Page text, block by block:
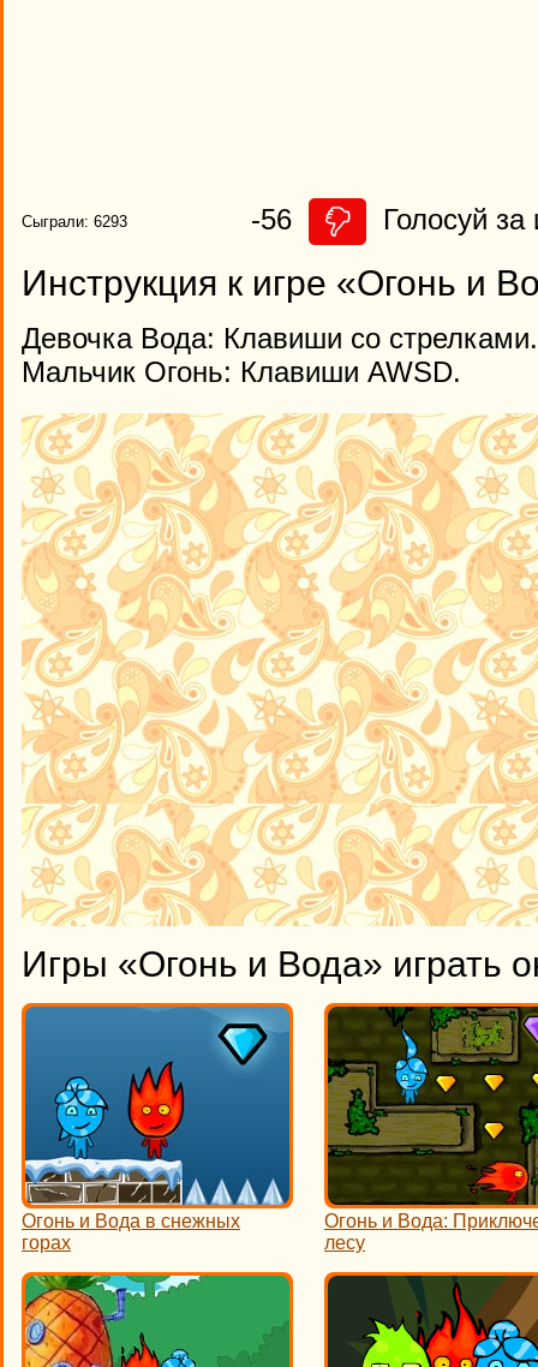
Сыграли: 6293 -56 Голосуй за
Инструкция к игре «Огонь и
Девочка Вода: Клавиши со стрелками.
Мальчик Огонь: Клавиши AWSD.
Игры «Огонь и Вода» играть
Огонь и Вода в снежных
горах
Огонь и Вода:
лесу